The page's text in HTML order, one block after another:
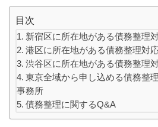
目次
新宿区に所在地がある債務整理
港区に所在地がある債務整理対
渋谷区に所在地がある債務整理
東京全域から申し込める債務整
事務所
債務整理に関するQ&A